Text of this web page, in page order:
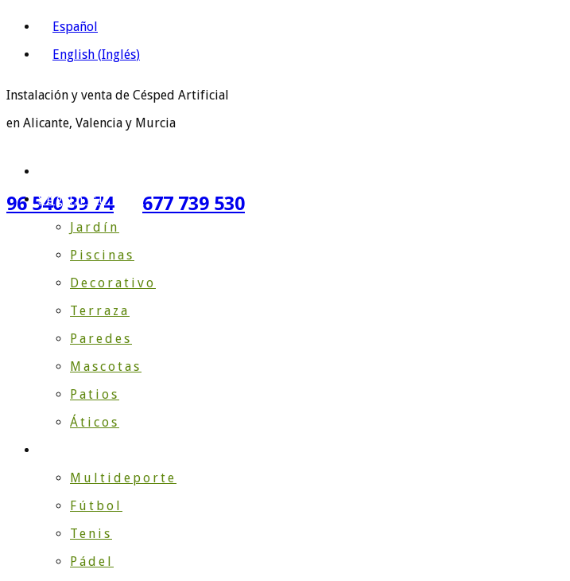
Español
English (Inglés)
Instalación y venta de Césped Artificial
en Alicante, Valencia y Murcia
96 540 39 74 677 739 530
Según su Uso
Jardín
Piscinas
Decorativo
Terraza
Paredes
Mascotas
Patios
Áticos
Multideporte
Fútbol
Tenis
Pádel